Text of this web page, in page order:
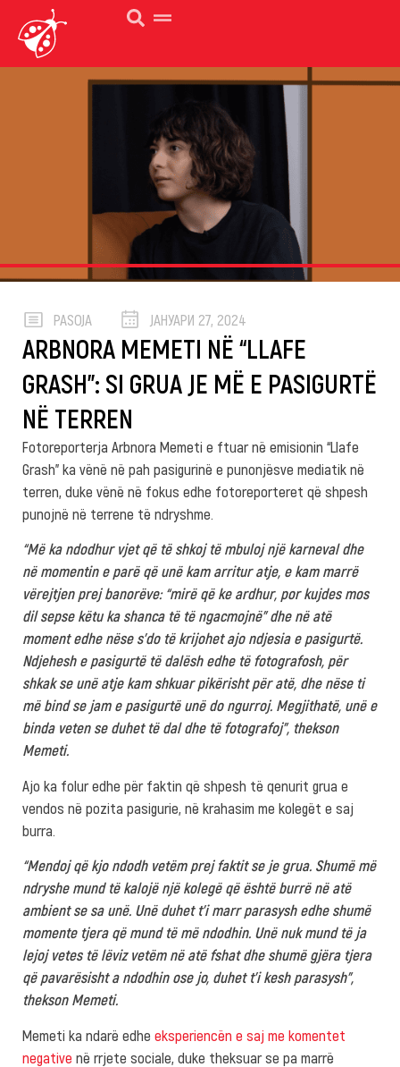
PASOJA ЈАНУАРИ 27, 2024
ARBNORA MEMETI NË “LLAFE
GRASH”: SI GRUA JE MË E PASIGURTË
NË TERREN
Fotoreporterja Arbnora Memeti e ftuar në emisionin “Llafe
Grash” ka vënë në pah pasigurinë e punonjësve mediatik në
terren, duke vënë në fokus edhe fotoreporteret që shpesh
punojnë në terrene të ndryshme.
“Më ka ndodhur vjet që të shkoj të mbuloj një karneval dhe
në momentin e parë që unë kam arritur atje, e kam marrë
vërejtjen prej banorëve: “mirë që ke ardhur, por kujdes mos
dil sepse këtu ka shanca të të ngacmojnë” dhe në atë
moment edhe nëse s’do të krijohet ajo ndjesia e pasigurtë.
Ndjehesh e pasigurtë të dalësh edhe të fotografosh, për
shkak se unë atje kam shkuar pikërisht për atë, dhe nëse ti
më bind se jam e pasigurtë unë do ngurroj. Megjithatë, unë e
binda veten se duhet të dal dhe të fotografoj”, thekson
Memeti.
Ajo ka folur edhe për faktin që shpesh të qenurit grua e
vendos në pozita pasigurie, në krahasim me kolegët e saj
burra.
“Mendoj që kjo ndodh vetëm prej faktit se je grua. Shumë më
ndryshe mund të kalojë një kolegë që është burrë në atë
ambient se sa unë. Unë duhet t’i marr parasysh edhe shumë
momente tjera që mund të më ndodhin. Unë nuk mund të ja
lejoj vetes të lëviz vetëm në atë fshat dhe shumë gjëra tjera
që pavarësisht a ndodhin ose jo, duhet t’i kesh parasysh”,
thekson Memeti.
Memeti ka ndarë edhe eksperiencën e saj me komentet
negative në rrjete sociale, duke theksuar se pa marrë